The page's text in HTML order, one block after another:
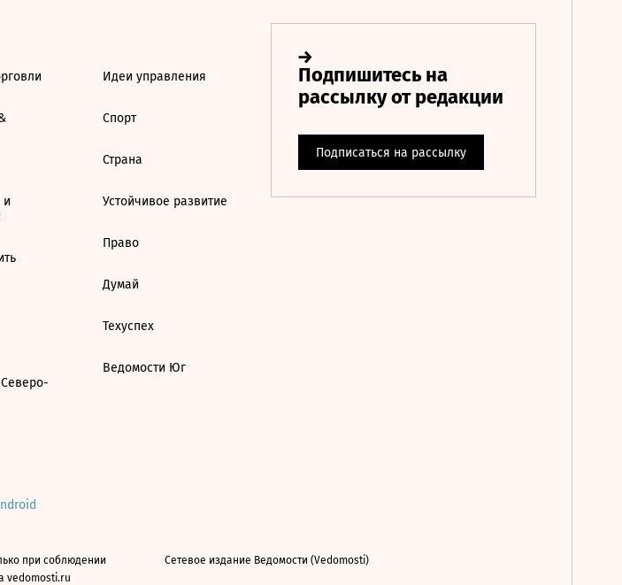
и
Идеи управления
Спорт
Страна
Устойчивое развитие
Право
Думай
Техуспех
Ведомости Юг
при соблюдении
vedomosti.ru
Сетевое издание Ведомости (Vedomosti)